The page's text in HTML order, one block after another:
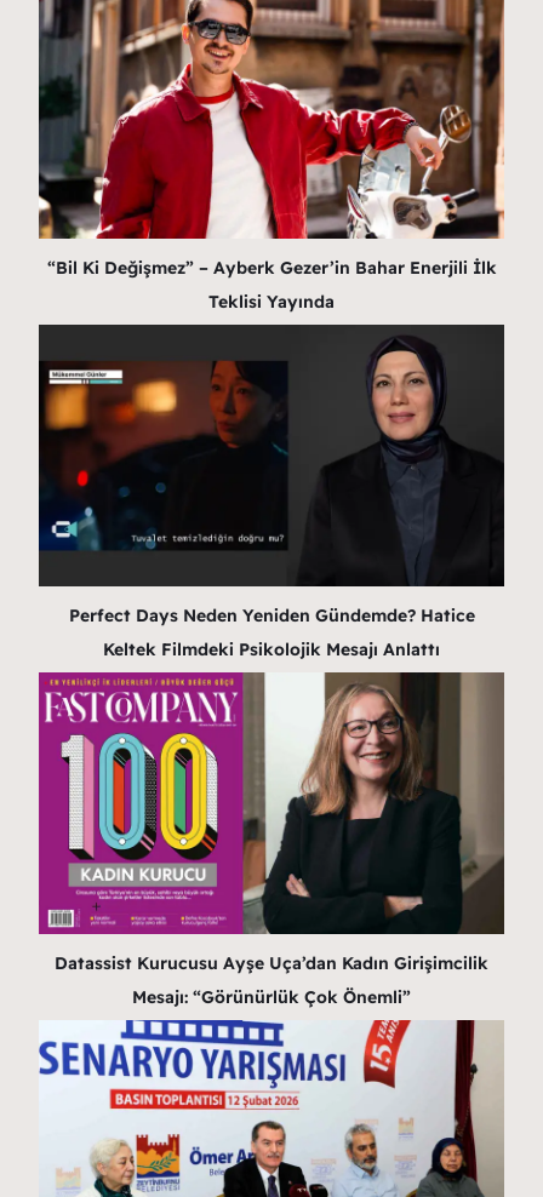
“Bil Ki Değişmez” – Ayberk Gezer’in Bahar Enerjili İlk
Teklisi Yayında
Perfect Days Neden Yeniden Gündemde? Hatice
Keltek Filmdeki Psikolojik Mesajı Anlattı
Datassist Kurucusu Ayşe Uça’dan Kadın Girişimcilik
Mesajı: “Görünürlük Çok Önemli”